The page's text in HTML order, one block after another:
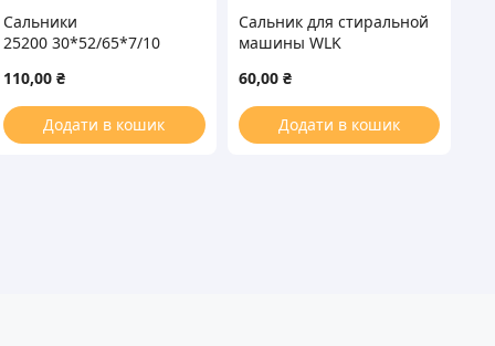
Сальники
25200 30*52/65*7/10
110,00₴
Додати в кошик
Сальник для стиральной
машины WLK
60,00 ₴
Додати в кошик